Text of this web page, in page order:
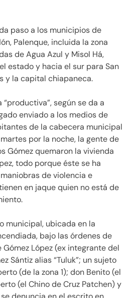
paso a los municipios de
Palenque, incluida la zona
de Agua Azul y Misol Há,
estado y hacia el sur para San
y la capital chiapaneca.
según se da a
enviado a los medios de
de la cabecera municipal
por la noche, la gente de
Gómez quemaron la vivienda
todo porque éste se ha
de violencia e
en jaque quien no está de
municipal, ubicada en la
bajo las órdenes de
López (ex integrante del
Sántiz alias “Tuluk”; un sujeto
(de la zona 1); don Benito (el
(el Chino de Cruz Patchen) y